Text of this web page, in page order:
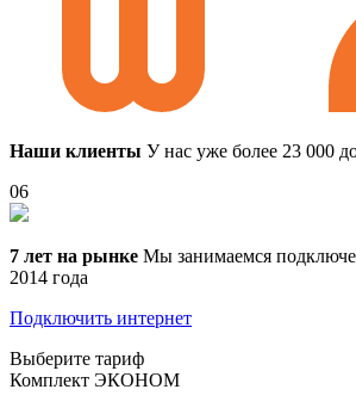
Наши клиенты У нас уже более 23 000
06
7 лет на рынке Мы занимаемся
2014 года
Подключить интернет
Выберите тариф
Комплект ЭКОНОМ